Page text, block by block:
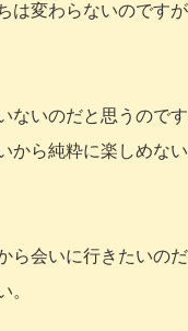
は変わらないのです
ないのだと思うので
から純粋に楽しめな
会いに行きたいのだ
。